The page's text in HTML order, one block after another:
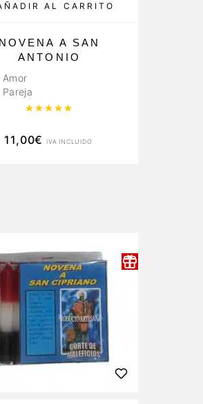
AL CARRITO
NOVENA A SAN
ANTONIO
Amor
Pareja
Valorado con
11,00€ IVA INCLUIDO